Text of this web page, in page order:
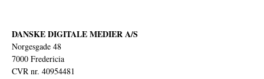
DANSKE DIGITALE MEDIER A/S
Norgesgade 48
7000 Fredericia
CVR nr. 40954481